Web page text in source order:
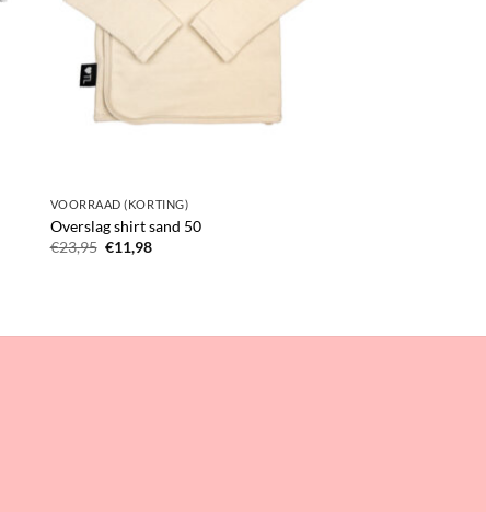
VOORRAAD (KORTING)
Overslag shirt sand 50
€23,95 Oorspronkelijke
prijs
€11,98Huidige